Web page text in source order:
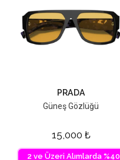
PRADA
Güneş Gözlüğü
15,000 ₺
2 ve Üzeri Alımlarda %40